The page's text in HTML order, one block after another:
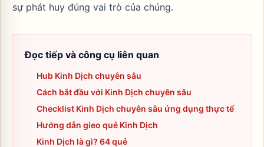
sự phát huy đúng vai trò của chúng.
Đọc tiếp và công cụ liên quan
Hub Kinh Dịch chuyên sâu
Cách bắt đầu với Kinh Dịch chuyên sâu
Checklist Kinh Dịch chuyên sâu ứng dụng thực tế
Hướng dẫn gieo quẻ Kinh Dịch
Kinh Dịch là gì? 64 quẻ